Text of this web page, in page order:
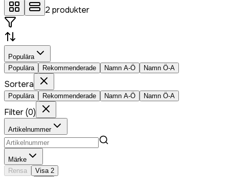
2 produkter
Populära
Populära
Rekommenderade Namn A-Ö Namn Ö-A
Sortera
Populära Rekommenderade Namn A-Ö Namn Ö-A
Filter(0)
Artikelnummer
Märke
Rensa
Visa 2